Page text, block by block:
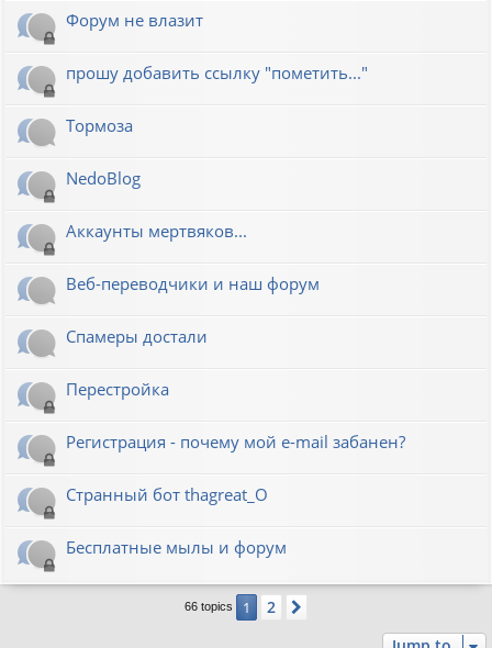
Форум не влазит
прошу добавить ссылку "пометить..."
Тормоза
NedoBlog
Аккаунты мертвяков...
Веб-переводчики и наш форум
Спамеры достали
Перестройка
Регистрация - почему мой e-mail забанен?
Странный бот thagreat_O
Бесплатные мылы и форум
66 topics 1 2